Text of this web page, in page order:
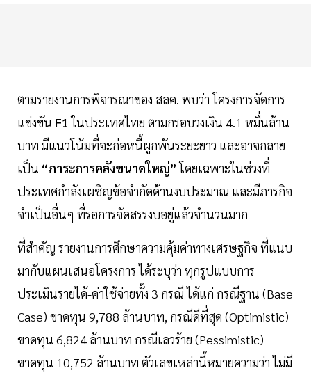
ตามรายงานการพิจารณาของ สลค. พบว่า โครงการจัดการ
แข่งขัน F1ในประเทศไทย ตามกรอบวงเงิน 4.1 หมื่นล้าน
บาท มีแนวโน้มที่จะก่อหนี้ผูกพันระยะยาว และอาจกลาย
เป็น “ภาระการคลังขนาดใหญ่”โดยเฉพาะในช่วงที่
ประเทศกำลังเผชิญข้อจำกัดด้านงบประมาณ และมีภารกิจ
จำเป็นอื่นๆ ที่รอการจัดสรรงบอยู่แล้วจำนวนมาก
ที่สำคัญ รายงานการศึกษาความคุ้มค่าทางเศรษฐกิจ ที่แนบ
มากับแผนเสนอโครงการ ได้ระบุว่า ทุกรูปแบบการ
ประเมินรายได้-ค่าใช้จ่ายทั้ง 3 กรณี ได้แก่ กรณีฐาน (Base
Case) ขาดทุน 9,788 ล้านบาท, กรณีดีที่สุด (Optimistic)
ขาดทุน 6,824 ล้านบาท กรณีเลวร้าย (Pessimistic)
ขาดทุน 10,752 ล้านบาท ตัวเลขเหล่านี้หมายความว่า ไม่มี